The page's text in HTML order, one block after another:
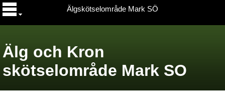
Älg och Kron
skötselområde Mark SO
Älgskötselområde Mark SÖ